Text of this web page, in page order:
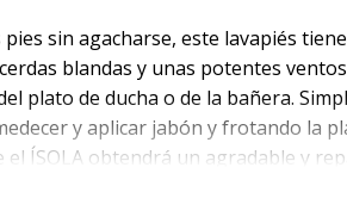
sin agacharse, este lavapiés
blandas y unas potentes
plato de ducha o de la bañera.
y aplicar jabón y frotando la
el ÍSOLA obtendrá un agradable y